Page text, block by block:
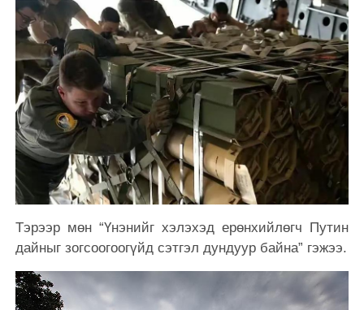
Тэрээр мөн “Үнэнийг хэлэхэд ерөнхийлөгч Путин
дайныг зогсоогоогүйд сэтгэл дундуур байна” гэжээ.